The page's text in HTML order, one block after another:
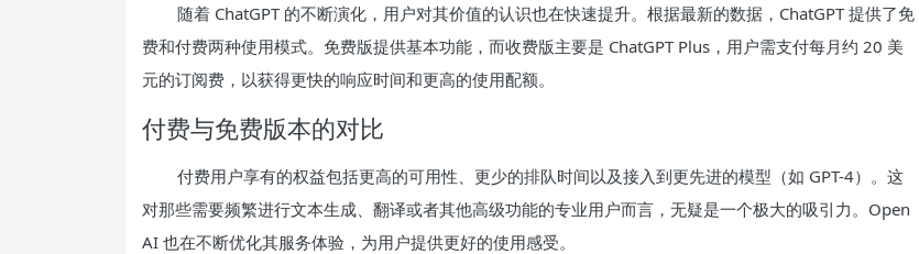
随着 ChatGPT 的不断演化，用户对其价值的认识也在快速提升。根据最新的数据，ChatGPT 提供了免
费和付费两种使用模式。免费版提供基本功能，而收费版主要是 ChatGPT Plus，用户需支付每月约 20 美
元的订阅费，以获得更快的响应时间和更高的使用配额。
付费与免费版本的对比
付费用户享有的权益包括更高的可用性、更少的排队时间以及接入到更先进的模型（如 GPT-4）。这
对那些需要频繁进行文本生成、翻译或者其他高级功能的专业用户而言，无疑是一个极大的吸引力。Open
AI 也在不断优化其服务体验，为用户提供更好的使用感受。